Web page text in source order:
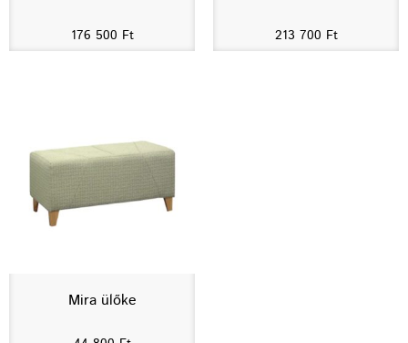
176 500 Ft 213 700 Ft
Mira ülőke